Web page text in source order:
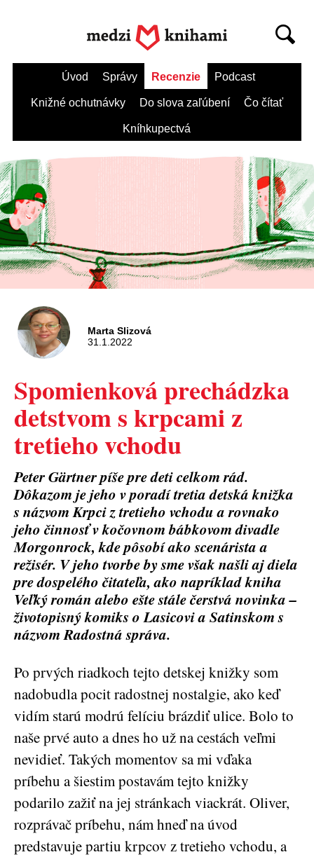
Úvod Správy Recenzie Podcast
Knižné ochutnávky Do slova zaľúbení Čo čítať
Kníhkupectvá
Marta Slizová
31.1.2022
Spomienková prechádzka
detstvom s krpcami z
tretieho vchodu
Peter Gärtner píše pre deti celkom rád.
Dôkazom je jeho v poradí tretia detská knižka
s názvom Krpci z tretieho vchodu a rovnako
jeho činnosť v kočovnom bábkovom divadle
Morgonrock, kde pôsobí ako scenárista a
režisér. V jeho tvorbe by sme však našli aj diela
pre dospelého čitateľa, ako napríklad kniha
Veľký román alebo ešte stále čerstvá novinka –
životopisný komiks o Lasicovi a Satinskom s
názvom Radostná správa.
Po prvých riadkoch tejto detskej knižky som
nadobudla pocit radostnej nostalgie, ako keď
vidím starú modrú felíciu brázdiť ulice. Bolo to
naše prvé auto a dnes ho už na cestách veľmi
nevidieť. Takých momentov sa mi vďaka
príbehu a šiestim postavám tejto knižky
podarilo zažiť na jej stránkach viackrát. Oliver,
rozprávač príbehu, nám hneď na úvod
predstavuje partiu krpcov z tretieho vchodu, a